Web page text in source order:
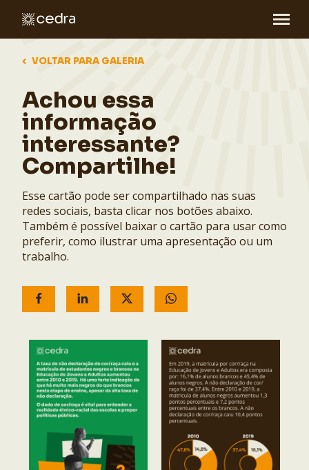
VOLTAR PARA GALERIA
Achou essa
informação
interessante?
Compartilhe!
Esse cartão pode ser compartilhado nas suas
redes sociais, basta clicar nos botões abaixo.
Também é possível baixar o cartão para usar como
preferir, como ilustrar uma apresentação ou um
trabalho.